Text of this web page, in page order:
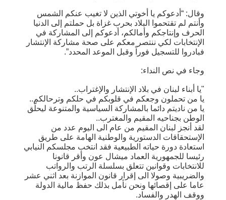
وقال: “أدعوكم يا أخوتي الذين لا تغيب عنكم الشمس
وأنتم لم تقتحموا البلاد بحرب غزاة بل حملتم إلى الدنيا
الحرف وإنتاجكم وأمالكم، أدعوكم إلى المشاركة في
الإنتخابات لكي ننتصر معكم على صحة مشاركة الإنتشار
فبادروا للتسجيل فوراً وقبل الموعد المحدد”.
وجاء في نص النداء:
"يا أبناء لبنان في بلاد الإنتشار والإغتراب..
يا من تحملون وجعكم في قلوبكم في حلكم وترحالكم..
يا من ناديتم دائما بالمشاركة السياسية والمتنوعة ليحلّق
الوطن بجناحيه المقيم والمغترب..
لقد أنجز لبنان المقيم من عام الى اليوم عدد من
الإستحقاقات الدستورية والوطنية الهامة على طريق
استعادة دورة حياته الطبيعية فقد انتخب مجلسكم النيابي
رئيسا للجمهورية العماد ميشال عون وأقر قانونا
للانتخابات وقوانين تتعلق بسلسلة الرتب والرواتب
والضريبية وصولا الى إقرار قانون الموازنة بعد اثني عشر
عاما على إقصائها ونحن نأمل بذلك حفظ مالية الدولة
ووقف الهدر والفساد.